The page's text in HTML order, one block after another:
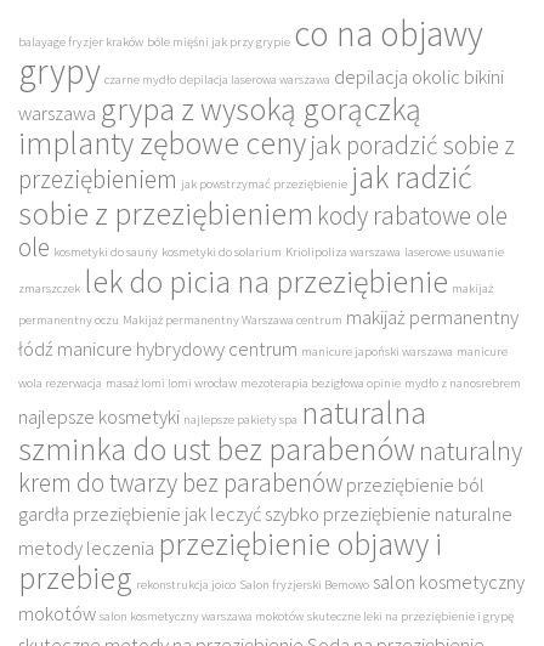
balayage fryzjer kraków bóle mięśni jak przy grypie co na objawy
grypy czarne mydło depilacja laserowa warszawa depilacja okolic bikini
warszawa grypa z wysoką gorączką
implanty zębowe cenyjak poradzić sobie z
przeziębieniem jak powstrzymać przeziębienie jak radzić
sobie z przeziębieniem kody rabatowe ole
ole kosmetyki do sauny kosmetyki do solarium Kriolipoliza warszawa laserowe usuwanie
zmarszczek lek do picia na przeziębienie makijaż
permanentny oczu Makijaż permanentny Warszawa centrum makijaż permanentny
łódź manicure hybrydowy centrum manicure japoński warszawa manicure
wola rezerwacja masaż lomi lomi wrocław mezoterapia bezigłowa opinie mydło z nanosrebrem
najlepsze kosmetyki najlepsze pakiety spa naturalna
szminka do ust bez parabenów naturalny
krem do twarzy bez parabenówprzeziębienie ból
gardła przeziębienie jak leczyć szybko przeziębienie naturalne
metody leczenia przeziębienie objawy i
przebieg rekonstrukcja joico Salon fryzjerski Bemowo salon kosmetyczny
mokotów salon kosmetyczny warszawa mokotów skuteczne leki na przeziębienie i grypę